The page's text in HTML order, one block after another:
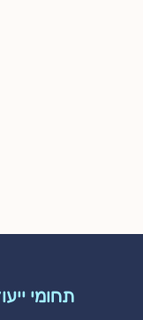
תחומי